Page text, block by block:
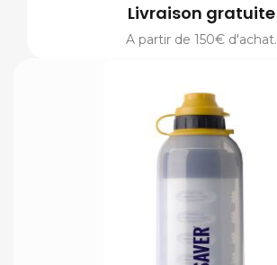
Livraison gratuite
A partir de 150€ d'achat.